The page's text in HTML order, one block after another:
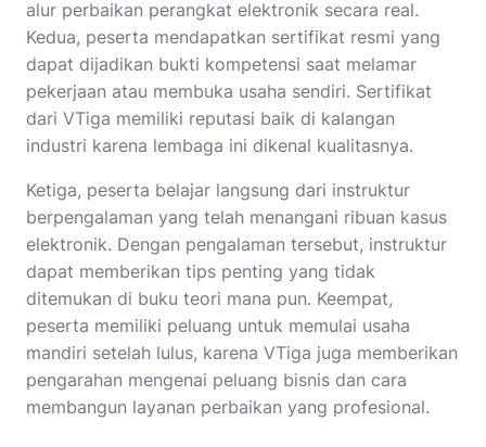
alur perbaikan perangkat elektronik secara real.
Kedua, peserta mendapatkan sertifikat resmi yang
dapat dijadikan bukti kompetensi saat melamar
pekerjaan atau membuka usaha sendiri. Sertifikat
dari VTiga memiliki reputasi baik di kalangan
industri karena lembaga ini dikenal kualitasnya.
Ketiga, peserta belajar langsung dari instruktur
berpengalaman yang telah menangani ribuan kasus
elektronik. Dengan pengalaman tersebut, instruktur
dapat memberikan tips penting yang tidak
ditemukan di buku teori mana pun. Keempat,
peserta memiliki peluang untuk memulai usaha
mandiri setelah lulus, karena VTiga juga memberikan
pengarahan mengenai peluang bisnis dan cara
membangun layanan perbaikan yang profesional.